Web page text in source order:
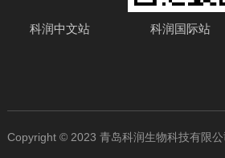
科润中文站 科润国际站
Copyright © 2023 青岛科润生物科技有限